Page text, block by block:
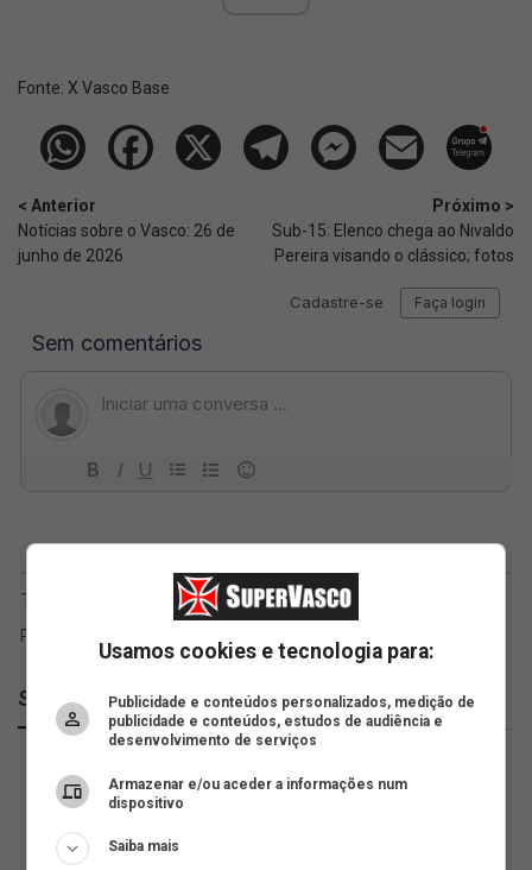
Fonte: X Vasco Base
< Anterior
Notícias sobre o Vasco: 26 de
junho de 2026
Próximo >
Sub-15: Elenco chega ao Nivaldo
Pereira visando o clássico; fotos
SuperVasco
Usamos cookies e tecnologia para:
Publicidade e conteúdos personalizados, medição de
publicidade e conteúdos, estudos de audiência e
desenvolvimento de serviços
Armazenar e/ou aceder a informações num
dispositivo
Saiba mais